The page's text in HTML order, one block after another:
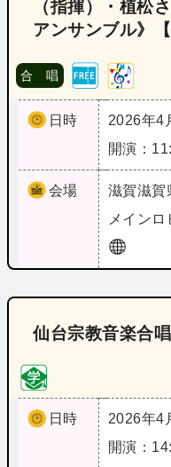
（指揮）・植松
アンサンブル》
合 唱
日時
2026年4
開演：
会場 滋賀滋賀
メインロ
仙台宗教音楽合
日時
2026年4
開演：